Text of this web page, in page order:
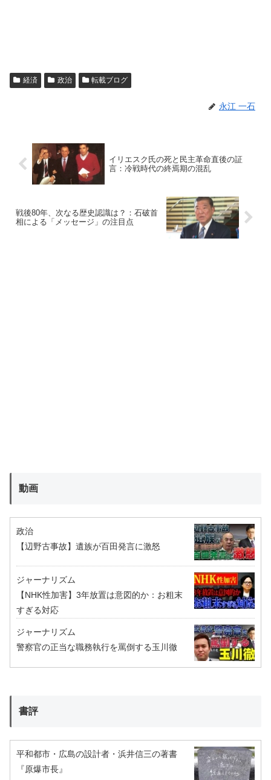
経済 政治 転載ブログ
永江 一石
イリエスク氏の死と民主革命直後の証
言：冷戦時代の終焉期の混乱
戦後80年、次なる歴史認識は？：石破首
相による「メッセージ」の注目点
動画
政治
【辺野古事故】遺族が百田発言に激怒
ジャーナリズム
【NHK性加害】3年放置は意図的か：お粗末
すぎる対応
ジャーナリズム
警察官の正当な職務執行を罵倒する玉川徹
書評
平和都市・広島の設計者・浜井信三の著書
『原爆市長』